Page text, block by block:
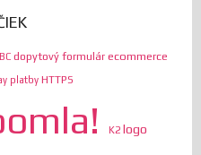
dopytový formulár ecommerce
platby HTTPS
K2 logo